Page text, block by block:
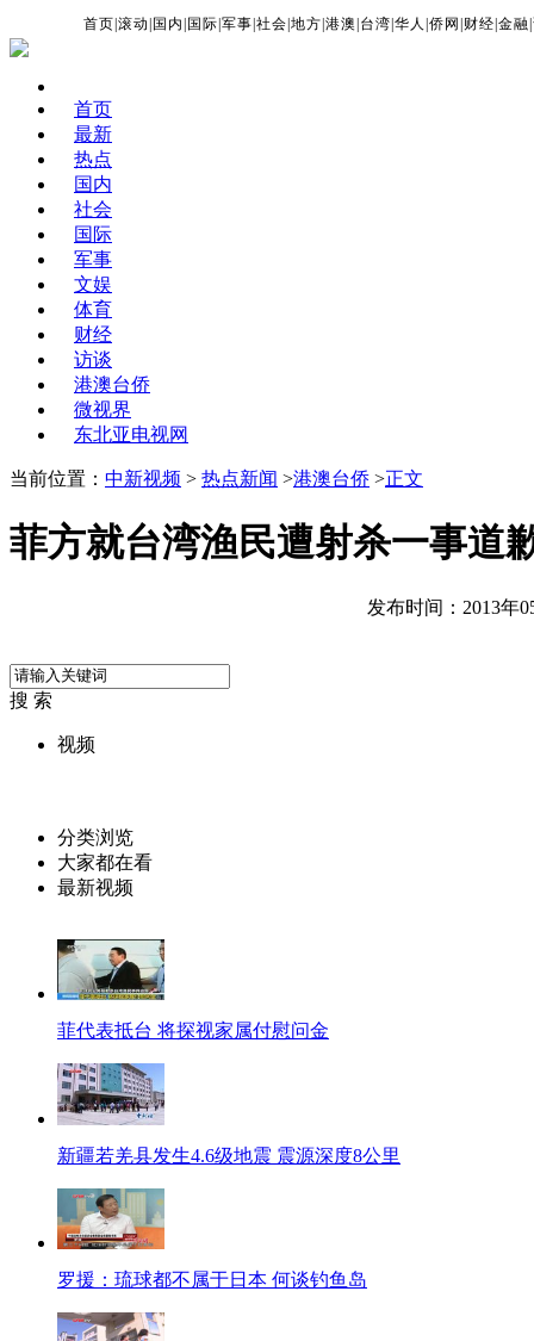
首页 |滚动 国内 国际 |军事 |社会 |地方 |港澳 台湾 |华人 |侨网 财经 |金融 |
首页
最新
热点
国内
社会
国际
军事
文娱
体育
财经
访谈
港澳台侨
微视界
东北亚电视网
当前位置： 中新视频 > 热点新闻 >港澳台侨 >正文
菲方就台湾渔民遭射杀一事道
发布时间：2013年
搜 索
视频
分类浏览
大家都在看
最新视频
菲代表抵台 将探视家属付慰问金
新疆若羌县发生4.6级地震 震源深度8公里
罗援：琉球都不属于日本 何谈钓鱼岛